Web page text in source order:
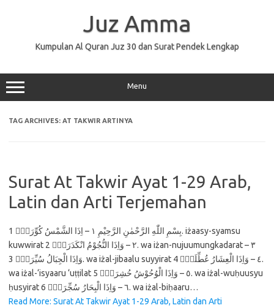
Juz Amma
Kumpulan Al Quran Juz 30 dan Surat Pendek Lengkap
Menu
TAG ARCHIVES: AT TAKWIR ARTINYA
Surat At Takwir Ayat 1-29 Arab,
Latin dan Arti Terjemahan
بِسْمِ اللّٰهِ الرَّحْمٰنِ الرَّحِيْمِ ١ – اِذَا الشَّمْسُ كُوِّرَتْۖ 1. iżaasy-syamsu
kuwwirat ٢ – وَاِذَا النُّجُوْمُ انْكَدَرَتْۖ 2. wa iżan-nujuumungkadarat ٣ –
وَاِذَا الْجِبَالُ سُيِّرَتْۖ 3. wa iżal-jibaalu suyyirat ٤ – وَاِذَا الْعِشَارُ عُطِّلَتْۖ 4.
wa iżal-‘isyaaru ‘uṭṭilat ٥ – وَاِذَا الْوُحُوْشُ حُشِرَتْۖ 5. wa iżal-wuḥuusyu
ḥusyirat ٦ – وَاِذَا الْبِحَارُ سُجِّرَتْۖ 6. wa iżal-biḥaaru…
Read More: Surat At Takwir Ayat 1-29 Arab, Latin dan Arti